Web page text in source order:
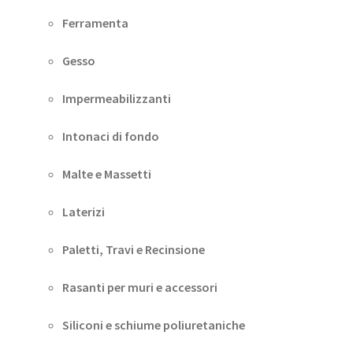
Ferramenta
Gesso
Impermeabilizzanti
Intonaci di fondo
Malte e Massetti
Laterizi
Paletti, Travi e Recinsione
Rasanti per muri e accessori
Siliconi e schiume poliuretaniche